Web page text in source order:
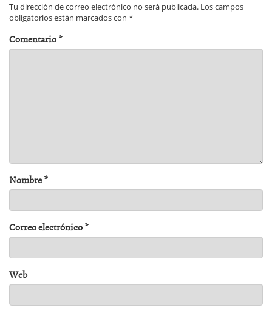
Tu dirección de correo electrónico no será publicada. Los campos
obligatorios están marcados con *
Comentario*
Nombre*
Correo electrónico*
Web